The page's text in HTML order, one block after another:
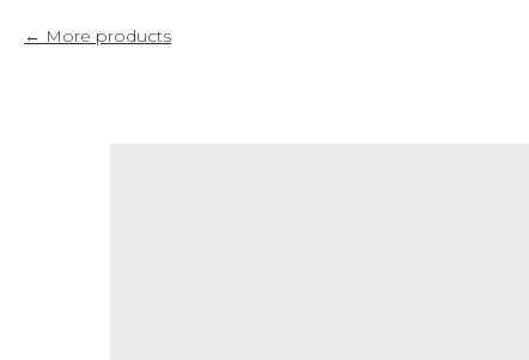
More products